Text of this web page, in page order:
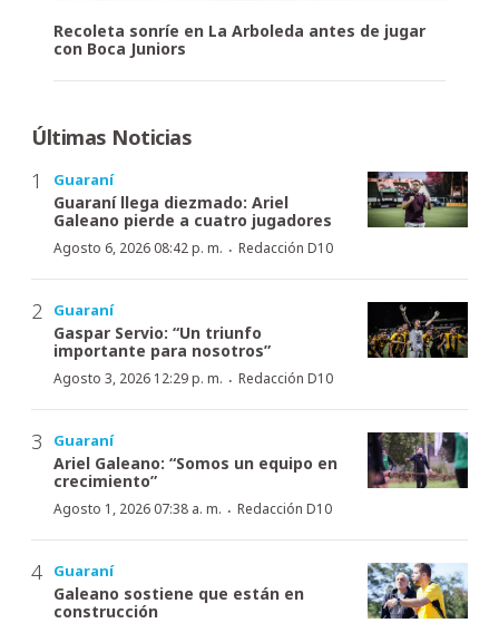
Recoleta sonríe en La Arboleda antes de jugar
con Boca Juniors
Últimas Noticias
Guaraní
Guaraní llega diezmado: Ariel
Galeano pierde a cuatro jugadores
Agosto 6, 2026 08:42 p. m. · Redacción D10
Guaraní
Gaspar Servio: “Un triunfo
importante para nosotros”
Agosto 3, 2026 12:29 p. m. · Redacción D10
Guaraní
Ariel Galeano: “Somos un equipo en
crecimiento”
Agosto 1, 2026 07:38 a. m. · Redacción D10
Guaraní
Galeano sostiene que están en
construcción